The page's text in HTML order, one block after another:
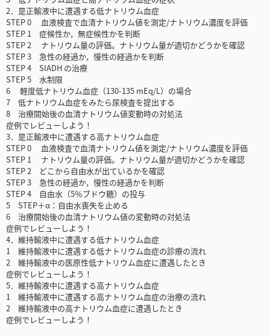
2．是正輸液中に遭遇する低ナトリウム血症
STEP 0 血液検査で血清ナトリウム値を測定/ナトリウム濃度を評価
STEP 1 症候性か，無症候性かを判断
STEP 2 ナトリウム量の評価。ナトリウム量が適切かどうかを確認
STEP 3 急性の経過か，慢性の経過かを判断
STEP 4 SIADH の治療
STEP 5 水制限
6 軽度低ナトリウム血症（130-135 mEq/L）の場合
7 低ナトリウム血症をみたら尿検査を提出する
8 治療開始後の血清ナトリウム値変動時の対処法
症例でレビューしよう！
3．是正輸液中に遭遇する高ナトリウム血症
STEP 0 血液検査で血清ナトリウム値を測定/ナトリウム濃度を評価
STEP 1 ナトリウム量の評価。ナトリウム量が適切かどうかを確認
STEP 2 どこから自由水が出ているかを確認
STEP 3 急性の経過か，慢性の経過かを判断
STEP 4 自由水（5％ブドウ糖）の投与
5 STEP＋α：自由水喪失を止める
6 治療開始後の血清ナトリウム値の変動時の対処法
症例でレビューしよう！
4．維持輸液中に遭遇する低ナトリウム血症
1 維持輸液中に遭遇する低ナトリウム血症の診療の流れ
2 維持輸液中の医原性低ナトリウム血症に遭遇したとき
症例でレビューしよう！
5．維持輸液中に遭遇する高ナトリウム血症
1 維持輸液中に遭遇する高ナトリウム血症の治療の流れ
2 維持輸液中の高ナトリウム血症に遭遇したとき
症例でレビューしよう！